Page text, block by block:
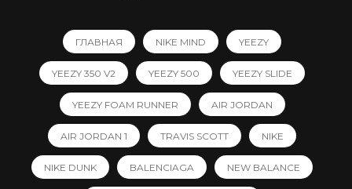
ГЛАВНАЯ NIKE MIND YEEZY
YEEZY 350 V2 YEEZY 500 YEEZY SLIDE
YEEZY FOAM RUNNER AIR JORDAN
AIR JORDAN 1 TRAVIS SCOTT NIKE
NIKE DUNK BALENCIAGA NEW BALANCE